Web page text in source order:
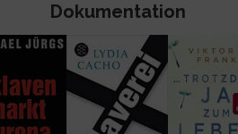
Dokumentation